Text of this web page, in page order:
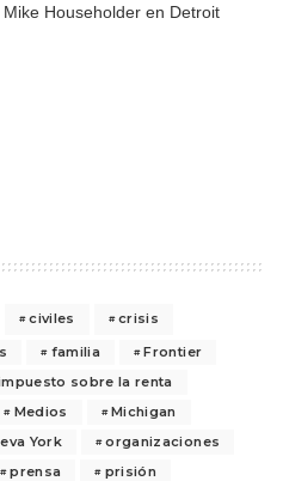
Householder en Detroit
civiles
crisis
familia
Frontier
sobre la renta
Medios
Michigan
York
organizaciones
prensa
prisión